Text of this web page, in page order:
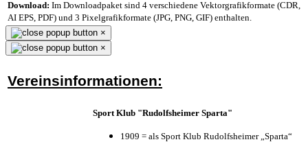
Download: Im Downloadpaket sind 4 verschiedene Vektorgrafikformate (CDR,
AI EPS, PDF) und 3 Pixelgrafikformate (JPG, PNG, GIF) enthalten.
×
×
Vereinsinformationen:
Sport Klub "Rudolfsheimer Sparta"
1909 = als Sport Klub Rudolfsheimer „Sparta“